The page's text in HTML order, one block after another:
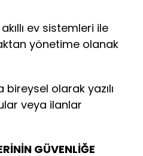
ev sistemleri ile
yönetime olanak
olarak yazılı
veya ilanlar
GÜVENLİĞE